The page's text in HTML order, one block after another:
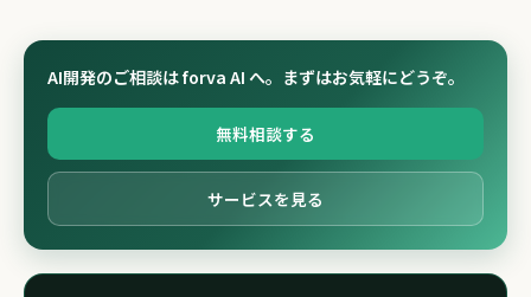
AI開発のご相談は forva AI へ。まずはお気軽にどうぞ。
無料相談する
サービスを見る